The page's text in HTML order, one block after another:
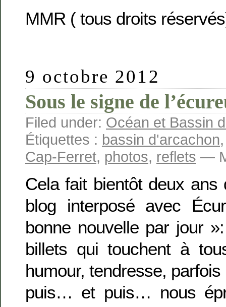
MMR ( tous droits
9 octobre 2012
Sous le signe de
Filed under: Océan et Bassin
Étiquettes : bassin d'arcachon
Cap-Ferret, photos, reflets —
Cela fait bientôt deux ans
blog interposé avec
bonne nouvelle par jour
billets qui touchent à
humour, tendresse,
puis… et puis… nous